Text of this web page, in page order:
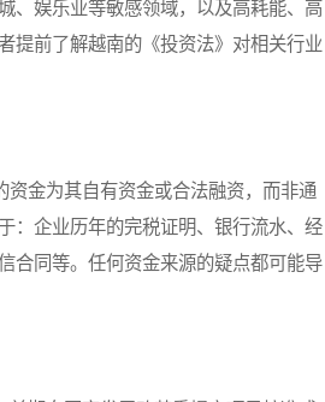
、娱乐业等敏感领域，以及高耗能、高
提前了解越南的《投资法》对相关行业
金为其自有资金或合法融资，而非通
：企业历年的完税证明、银行流水、经
合同等。任何资金来源的疑点都可能导